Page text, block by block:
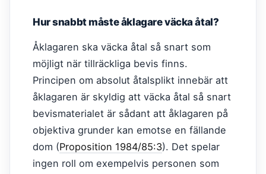
Hur snabbt måste åklagare väcka åtal?
Åklagaren ska väcka åtal så snart som
möjligt när tillräckliga bevis finns.
Principen om absolut åtalsplikt innebär att
åklagaren är skyldig att väcka åtal så snart
bevismaterialet är sådant att åklagaren på
objektiva grunder kan emotse en fällande
dom (Proposition 1984/85:3). Det spelar
ingen roll om exempelvis personen som